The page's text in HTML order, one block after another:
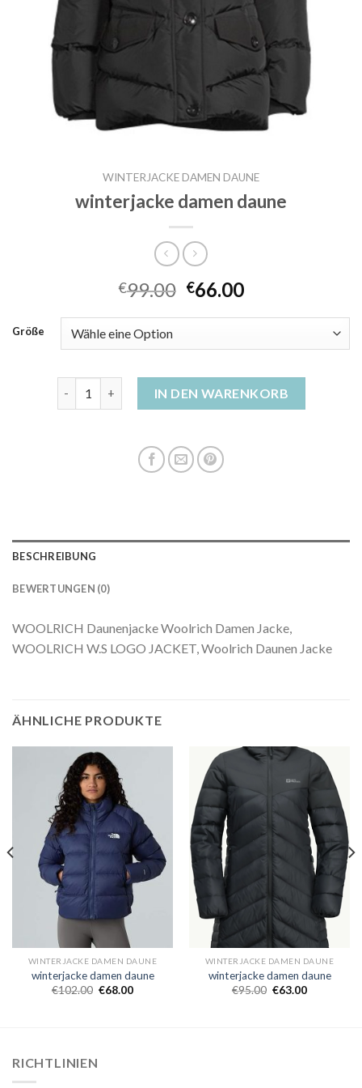
WINTERJACKE DAMEN DAUNE
winterjacke damen daune
€99.00 €66.00
Größe
IN DEN WARENKORB
BESCHREIBUNG
BEWERTUNGEN (0)
WOOLRICH Daunenjacke Woolrich Damen Jacke,
WOOLRICH W.S LOGO JACKET, Woolrich Daunen Jacke
ÄHNLICHE PRODUKTE
WINTERJACKE DAMEN DAUNE
winterjacke damen daune
€102.00 €68.00
WINTERJACKE DAMEN DAUNE
winterjacke damen daune
€95.00 €63.00
RICHTLINIEN